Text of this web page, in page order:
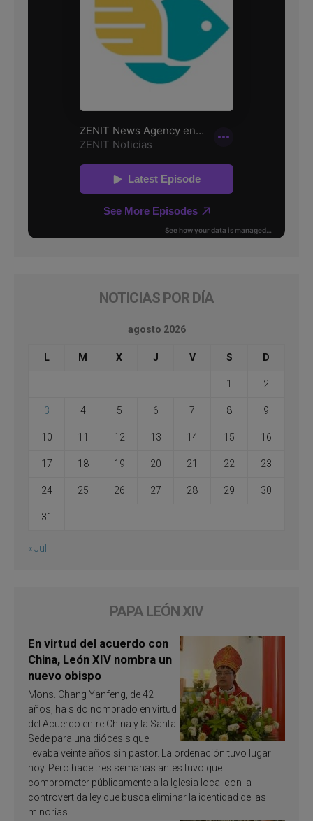
NOTICIAS POR DÍA
agosto 2026
L M X J V S D
1 2
3 4 5 6 7 8 9
10 11 12 13 14 15 16
17 18 19 20 21 22 23
24 25 26 27 28 29 30
31
« Jul
PAPA LEÓN XIV
En virtud del acuerdo con
China, León XIV nombra un
nuevo obispo
Mons. Chang Yanfeng, de 42
años, ha sido nombrado en virtud
del Acuerdo entre China y la Santa
Sede para una diócesis que
llevaba veinte años sin pastor. La ordenación tuvo lugar
hoy. Pero hace tres semanas antes tuvo que
comprometer públicamente a la Iglesia local con la
controvertida ley que busca eliminar la identidad de las
minorías.